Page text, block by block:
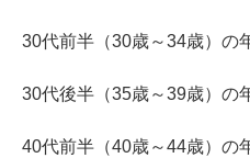
30代前半（30歳～34歳）の
30代後半（35歳～39歳）の
40代前半（40歳～44歳）の